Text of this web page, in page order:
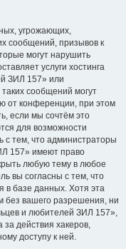
угрожающих,
сообщений, призывов к
могут нарушить
услуги хостинга
ЗИЛ 157» или
сообщений могут
от конференции, при этом
если мы сочтём это
для возможности
с тем, что администраторы
157» имеют право
любую тему в любое
вы согласны с тем, что
в базе данных. Хотя эта
без вашего разрешения, ни
и любителей ЗИЛ 157»,
действия хакеров,
доступу к ней.